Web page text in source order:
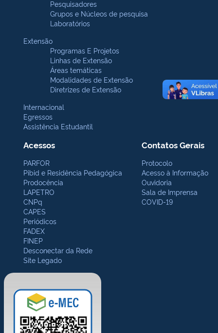
Pesquisadores
Grupos e Núcleos de pesquisa
Laboratórios
Extensão
Programas E Projetos
Linhas de Extensão
Áreas temáticas
Modalidades de Extensão
Diretrizes de Extensão
Internacional
Egressos
Assistência Estudantil
Acessos
PARFOR
Pibid e Residência Pedagógica
Prodocência
LAPETRO
CNPq
CAPES
Periódicos
FADEX
FINEP
Desconectar da Rede
Site Legado
Contatos Gerais
Protocolo
Acesso à Informação
Ouvidoria
Sala de Imprensa
COVID-19